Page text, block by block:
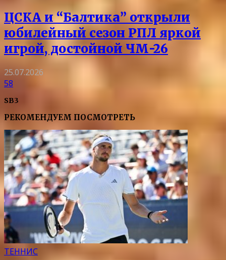
ЦСКА и “Балтика” открыли
юбилейный сезон РПЛ яркой
игрой, достойной ЧМ-26
25.07.2026
58
SB3
РЕКОМЕНДУЕМ ПОСМОТРЕТЬ
ТЕННИС